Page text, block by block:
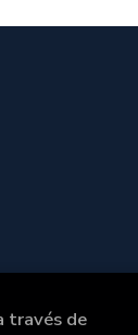
través de